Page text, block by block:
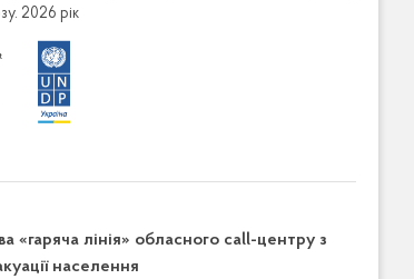
2026 рік
«гаряча лінія» обласного call-центру з
населення